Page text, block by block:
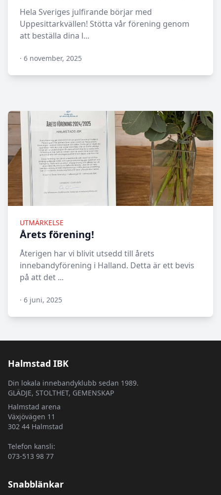
Hela Sveriges julfirande börjar med
Uppesittarkvällen! Stötta vår förening genom
att beställa dina l...
N/A
· 6 november, 2025
UTMÄRKELSE
Årets förening!
Återigen har vi blivit utsedd till årets
innebandyförening i Halland. Detta är ett bevis
på att det ...
N/A
· 6 juni, 2025
Halmstad IBK
Din lokala innebandyklubb sedan 1989.
GLÄDJE, STOLTHET, GEMENSKAP
Halmstad arena
Växjövägen 11
302 44 Halmstad
Telefon kansli:
073-513 98 77
Snabblänkar